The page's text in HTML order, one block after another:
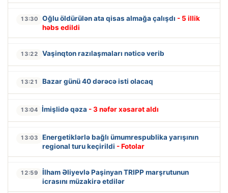
13:30 Oğlu öldürülən ata qisas almağa çalışdı - 5 illik
həbs edildi
13:22 Vaşinqton razılaşmaları nəticə verib
13:21 Bazar günü 40 dərəcə isti olacaq
13:04 İmişlidə qəza - 3 nəfər xəsarət aldı
13:03
Energetiklərlə bağlı ümumrespublika yarışının
regional turu keçirildi - Fotolar
12:59
İlham Əliyevlə Paşinyan TRIPP marşrutunun
icrasını müzakirə etdilər